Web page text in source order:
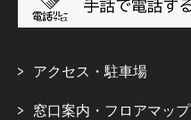
アクセス・駐車場
窓口案内・フロアマップ